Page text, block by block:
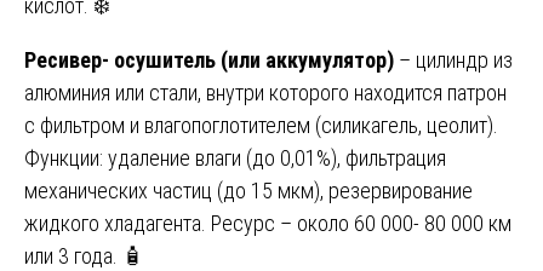
кислот. ❄️
Ресивер- осушитель (или аккумулятор) – цилиндр из
алюминия или стали, внутри которого находится патрон
с фильтром и влагопоглотителем (силикагель, цеолит).
Функции: удаление влаги (до 0,01%), фильтрация
механических частиц (до 15 мкм), резервирование
жидкого хладагента. Ресурс – около 60 000- 80 000 км
или 3 года. 🧴